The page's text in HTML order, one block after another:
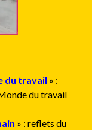
du travail » :
du travail
» : reflets du